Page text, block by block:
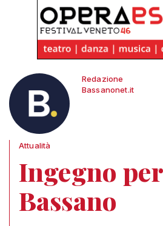
Redazione
Bassanonet.it
Attualità
Ingegno per
Bassano